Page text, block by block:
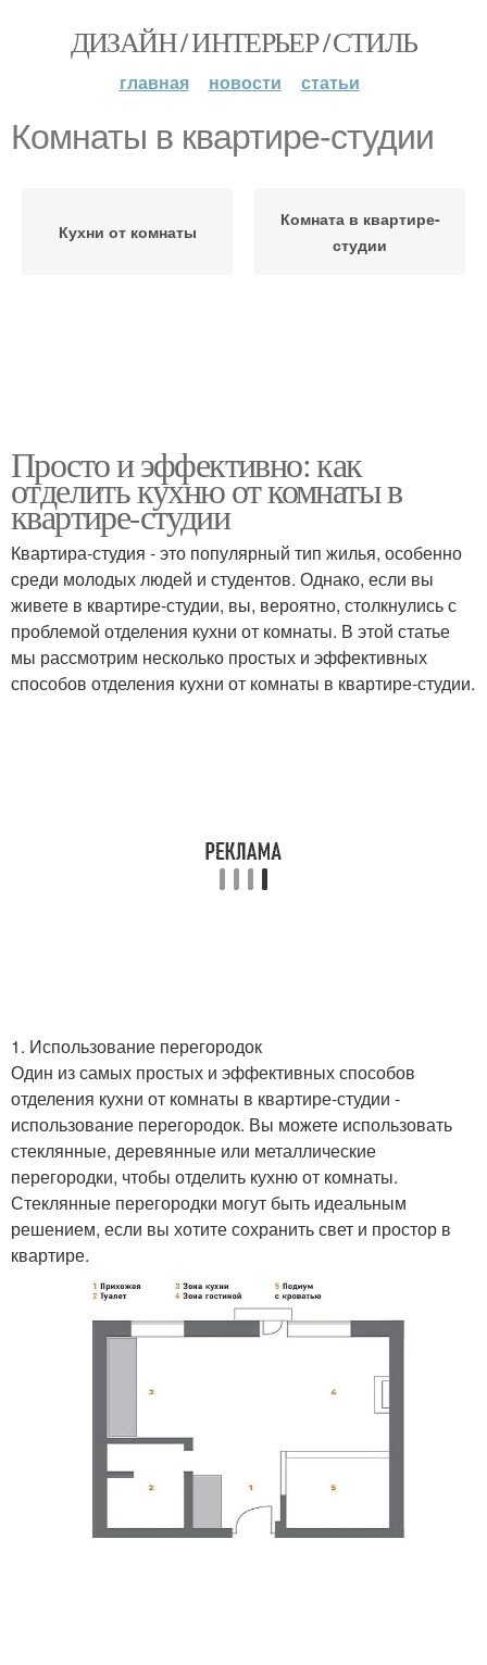
ДИЗАЙН / ИНТЕРЬЕР / СТИЛЬ
главная новости статьи
Комнаты в квартире-студии
Кухни от комнаты
Комната в квартире-
студии
Просто и эффективно: как
отделить кухню от комнаты в
квартире-студии
Квартира-студия - это популярный тип жилья, особенно
среди молодых людей и студентов. Однако, если вы
живете в квартире-студии, вы, вероятно, столкнулись с
проблемой отделения кухни от комнаты. В этой статье
мы рассмотрим несколько простых и эффективных
способов отделения кухни от комнаты в квартире-студии.
1. Использование перегородок
Один из самых простых и эффективных способов
отделения кухни от комнаты в квартире-студии -
использование перегородок. Вы можете использовать
стеклянные, деревянные или металлические
перегородки, чтобы отделить кухню от комнаты.
Стеклянные перегородки могут быть идеальным
решением, если вы хотите сохранить свет и простор в
квартире.